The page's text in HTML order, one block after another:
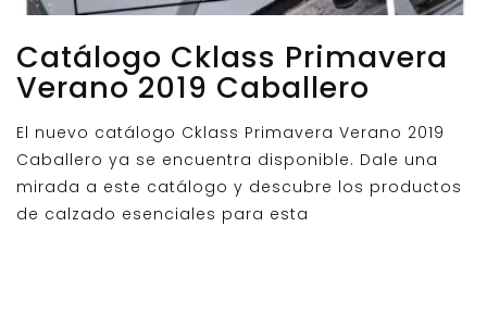
Catálogo Cklass Primavera
Verano 2019 Caballero
El nuevo catálogo Cklass Primavera Verano 2019
Caballero ya se encuentra disponible. Dale una
mirada a este catálogo y descubre los productos
de calzado esenciales para esta